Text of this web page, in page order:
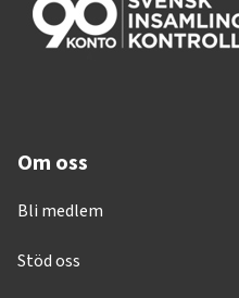
Om oss
Bli medlem
Stöd oss